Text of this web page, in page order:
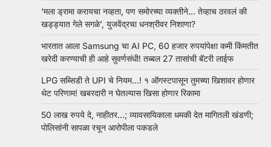
‘मला ड्रामा करायचा नव्हता, पण समोरच्या व्यक्तीने… तेव्हाच ठरवलं की
खड्ड्यात गेले सगळे’, युजवेंद्रचा धनश्रीवर निशाणा?
भारतात आला Samsung चा AI PC, 60 हजार रुपयांपेक्षा कमी किंमतीत
खरेदी करण्याची ही आहे सुवर्णसंधी! तब्बल 27 तासांची बॅटरी लाईफ
LPG सब्सिडी ते UPI चे नियम…! १ ऑगस्टपासून तुमच्या खिशावर होणार
थेट परिणाम! खबरदारी न घेतल्यास खिसा होणार रिकामा
50 लाख रुपये दे, नाहीतर…; व्यावसायिकाला धमकी देत मागितली खंडणी;
पोलिसांनी सापळा रचून आरोपीला पकडले